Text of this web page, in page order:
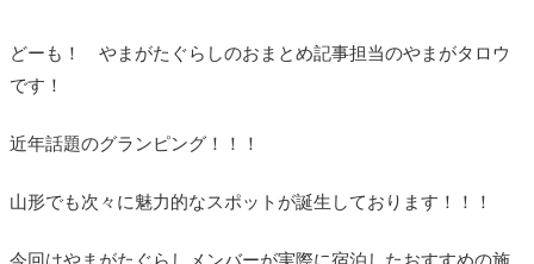
どーも！ やまがたぐらしのおまとめ記事担当のやまがタロウ
です！
近年話題のグランピング！！！
山形でも次々に魅力的なスポットが誕生しております！！！